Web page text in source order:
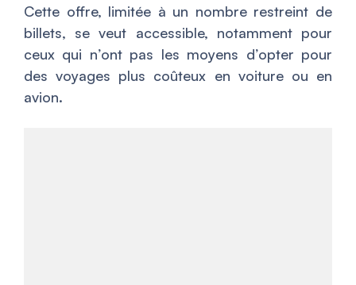
Cette offre, limitée à un nombre restreint de
billets, se veut accessible, notamment pour
ceux qui n’ont pas les moyens d’opter pour
des voyages plus coûteux en voiture ou en
avion.